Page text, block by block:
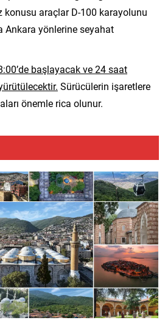
konusu araçlar D-100 karayolunu
Ankara yönlerine seyahat
başlayacak ve 24 saat
Sürücülerin işaretlere
önemle rica olunur.